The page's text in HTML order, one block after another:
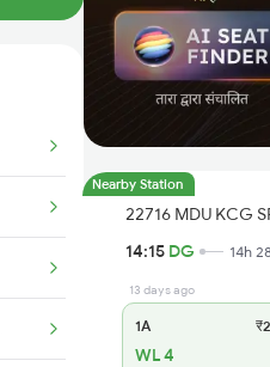
Nearby Station
22716 MDU KCG
14:15 DG 14h
13 days ago
1A
WL 4